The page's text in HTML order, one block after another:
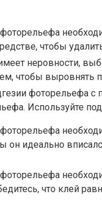
чтобы
неровности,
чтобы выровнять
фоторельефа с
Используйте
он идеально
что клей